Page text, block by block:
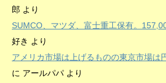
郎 より
SUMCO、マツダ、富士重工保有。
好き より
アメリカ市場は上げるものの東京市場は
に アールパパ より